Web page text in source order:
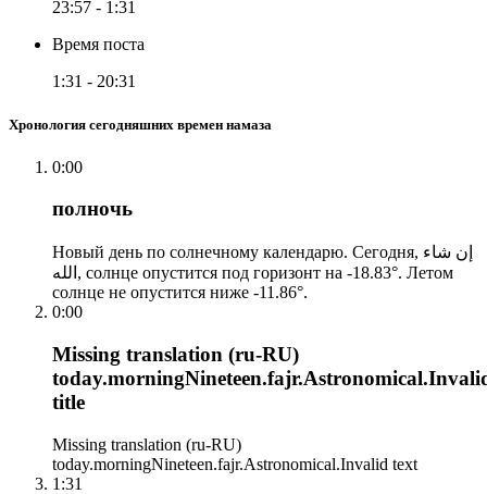
23:57 - 1:31
Время поста
1:31 - 20:31
Хронология сегодняшних времен намаза
0:00
полночь
Новый день по солнечному календарю. Сегодня, إن شاء
الله, солнце опустится под горизонт на -18.83°. Летом
солнце не опустится ниже -11.86°.
0:00
Missing translation (ru-RU)
title
Missing translation (ru-RU)
today.morningNineteen.fajr.Astronomical.Invalid text
1:31